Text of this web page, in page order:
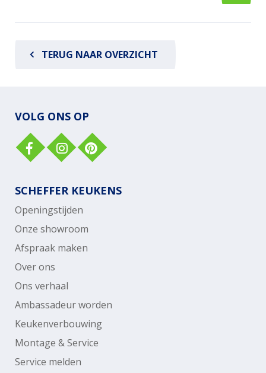
TERUG NAAR OVERZICHT
VOLG ONS OP
SCHEFFER KEUKENS
Openingstijden
Onze showroom
Afspraak maken
Over ons
Ons verhaal
Ambassadeur worden
Keukenverbouwing
Montage & Service
Service melden